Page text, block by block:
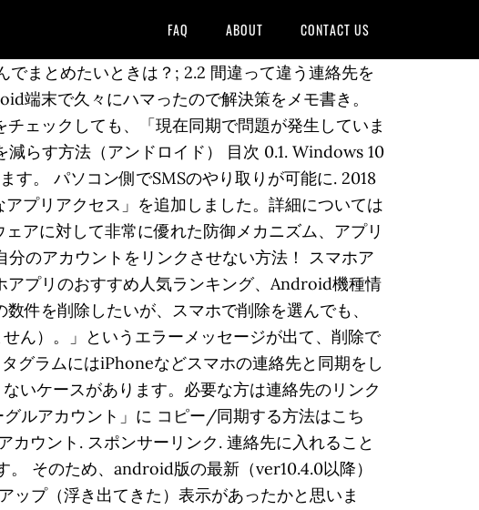
FAQ ABOUT CONTACT US
まとめたいときは？; 2.2 間違って違う連絡先を
端末で久々にハマったので解決策をメモ書き。
ェックしても、「現在同期で問題が発生していま
らす方法（アンドロイド） 目次 0.1. Windows 10
。 パソコン側でSMSのやり取りが可能に. 2018
プリアクセス」を追加しました。詳細については
アに対して非常に優れた防御メカニズム、アプリ
のアカウントをリンクさせない方法！ スマホア
プリのおすすめ人気ランキング、Android機種情
件を削除したいが、スマホで削除を選んでも、
ん）。」というエラーメッセージが出て、削除で
グラムにはiPhoneなどスマホの連絡先と同期をし
いケースがあります。必要な方は連絡先のリンク
ルアカウント」に コピー/同期する方法はこち
ウント. スポンサーリンク. 連絡先に入れること
そのため、android版の最新（ver10.4.0以降）
プ（浮き出てきた）表示があったかと思いま